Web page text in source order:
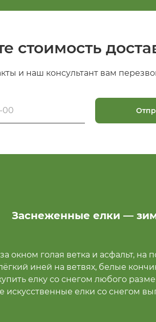
стоимость
и наш консультант вам
Заснеженные елки —
окном голая ветка и асфальт,
иней на ветвях, белые
елку со снегом любого
елки со снегом